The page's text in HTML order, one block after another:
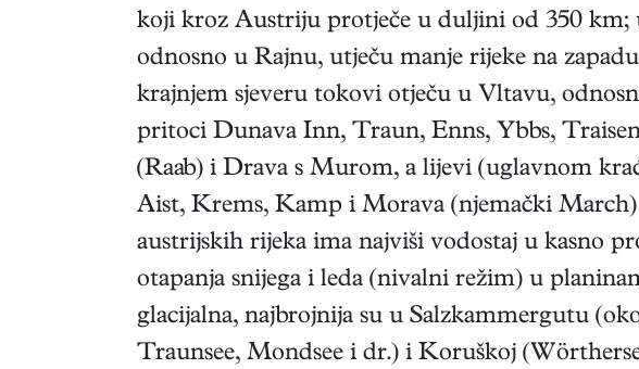
koji kroz Austriju protječe u duljini od 350 km;
odnosno u Rajnu, utječu manje rijeke na
krajnjem sjeveru tokovi otječu u Vltavu,
pritoci Dunava Inn, Traun, Enns, Ybbs,
(Raab) i Drava s Murom, a lijevi (uglavnom
Aist, Krems, Kamp i Morava (njemački
austrijskih rijeka ima najviši vodostaj u kasno
otapanja snijega i leda (nivalni režim) u
glacijalna, najbrojnija su u Salzkammergutu
Traunsee, Mondsee i dr.) i Koruškoj